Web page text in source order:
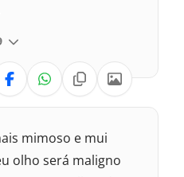
mimoso e mui
olho será maligno